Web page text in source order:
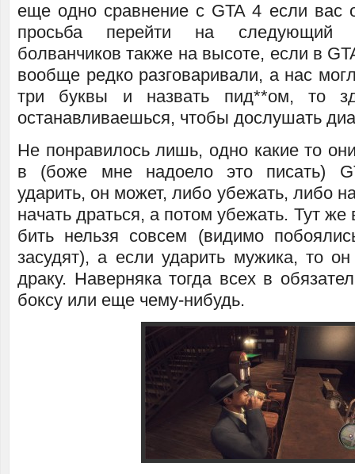
еще одно сравнение с GTA 4 если вас
просьба перейти на следующий
болванчиков также на высоте, если в
вообще редко разговаривали, а нас
три буквы и назвать пид**ом, то
останавливаешься, чтобы дослушать
Не понравилось лишь, одно какие то
в (боже мне надоело это писать)
ударить, он может, либо убежать, либо
начать драться, а потом убежать. Тут
бить нельзя совсем (видимо
засудят), а если ударить мужика, то
драку. Наверняка тогда всех в
боксу или еще чему-нибудь.